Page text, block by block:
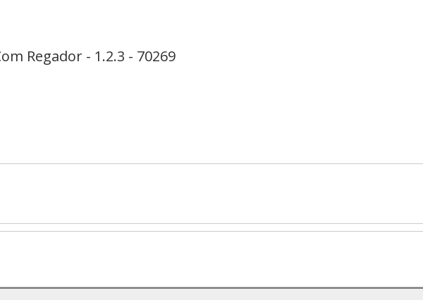
Regador - 1.2.3 - 70269